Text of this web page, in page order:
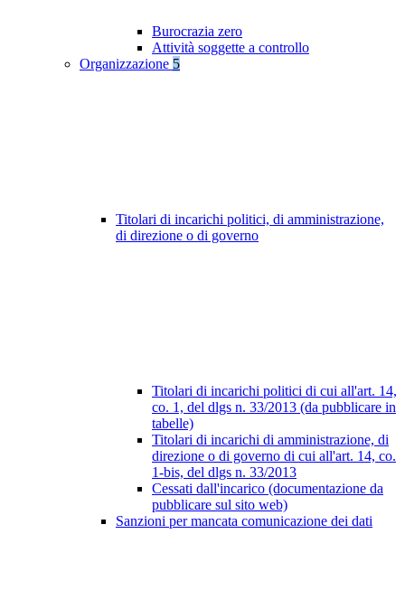
Burocrazia zero
Attività soggette a controllo
Organizzazione 5
Titolari di incarichi politici, di amministrazione,
di direzione o di governo
Titolari di incarichi politici di cui all'art. 14,
co. 1, del dlgs n. 33/2013 (da pubblicare in
tabelle)
Titolari di incarichi di amministrazione, di
direzione o di governo di cui all'art. 14, co.
1-bis, del dlgs n. 33/2013
Cessati dall'incarico (documentazione da
pubblicare sul sito web)
Sanzioni per mancata comunicazione dei dati